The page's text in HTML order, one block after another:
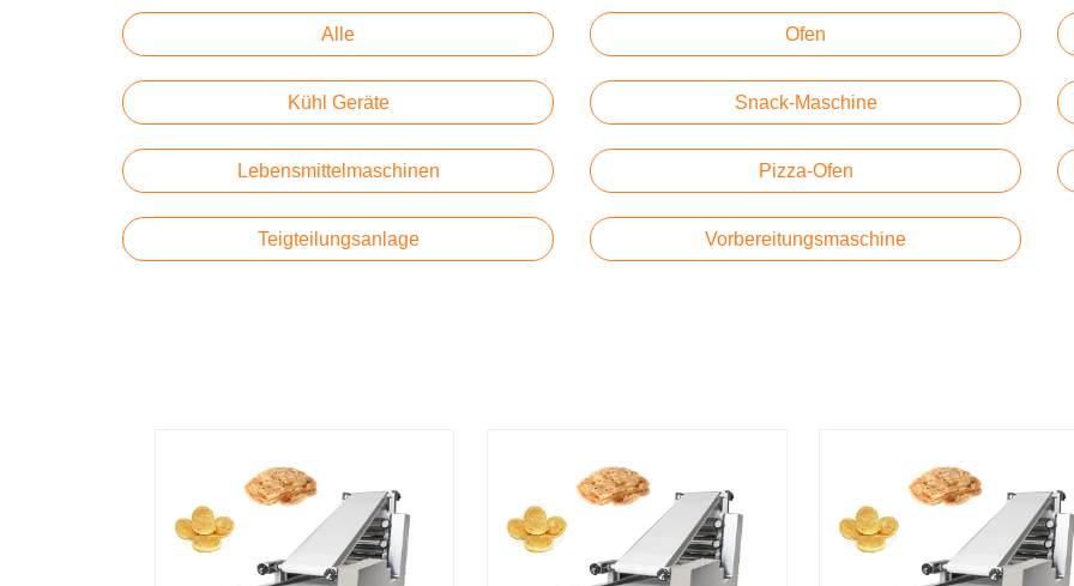
Alle Ofen
Kühl Geräte Snack-Maschine
Lebensmittelmaschinen Pizza-Ofen
Teigteilungsanlage Vorbereitungsmaschine